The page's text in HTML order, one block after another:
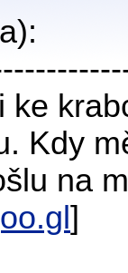
ke
Kdy
na
]